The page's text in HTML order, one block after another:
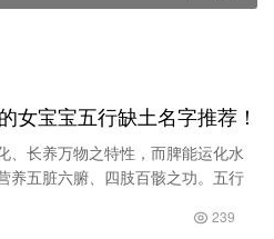
女宝宝五行缺土名字推荐！
、长养万物之特性，而脾能运化水
养五脏六腑、四肢百骸之功。五行
239